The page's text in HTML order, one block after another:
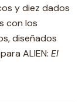
y diez dados
con los
diseñados
ALIEN: El